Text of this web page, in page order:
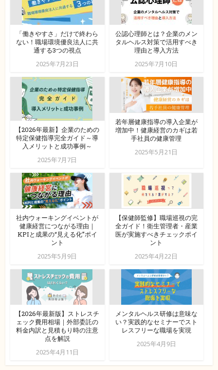
「働きやすさ」だけで終わら
ない！職場環境優良法人に共
通する3つの視点
2025年7月23日
公認心理師とは？企業のメン
タルヘルス対策で活用すべき
理由と導入方法
2025年7月10日
【2026年最新】企業のための
特定保健指導完全ガイド～導
入メリットと成功事例～
2025年7月7日
若年層健康指導の導入企業が
増加中！健康経営のカギは若
手社員の健康管理
2025年5月21日
社内ウォーキングイベントが
健康経営につながる理由｜
KPIと成果の“見える化”ポイ
ント
2025年5月9日
【保健師監修】職場巡視の完
全ガイド！衛生管理者・産業
医が実施すべきチェックポイ
ント
2025年4月22日
【2026年最新版】ストレスチ
ェック費用相場｜外部委託の
料金内訳と見積もり時の注意
点を解説
2025年4月11日
メンタルヘルス研修は意味な
い？実践的なセミナーでスト
レスフリーな職場を実現
2025年4月9日